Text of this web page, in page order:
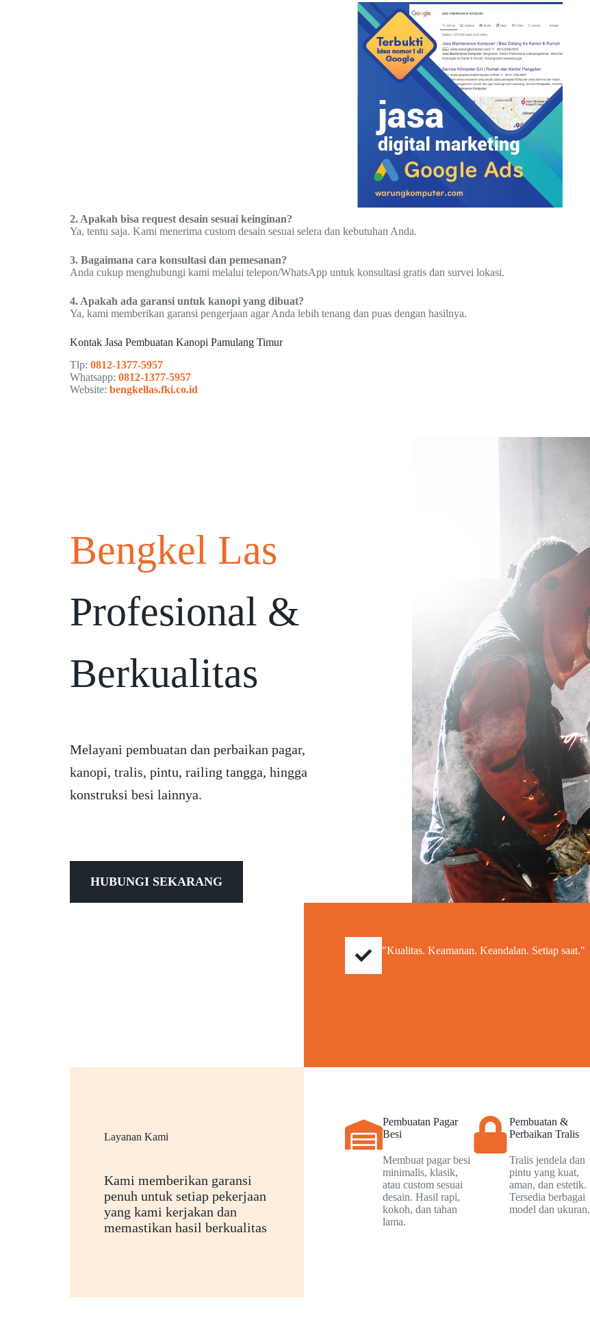
2. Apakah bisa request desain sesuai keinginan?
Ya, tentu saja. Kami menerima custom desain sesuai selera dan kebutuhan Anda.
3. Bagaimana cara konsultasi dan pemesanan?
Anda cukup menghubungi kami melalui telepon/WhatsApp untuk konsultasi gratis dan survei lokasi.
4. Apakah ada garansi untuk kanopi yang dibuat?
Ya, kami memberikan garansi pengerjaan agar Anda lebih tenang dan puas dengan hasilnya.
Kontak Jasa Pembuatan Kanopi Pamulang Timur
Tlp: 0812-1377-5957
Whatsapp: 0812-1377-5957
Website: bengkellas.fki.co.id
Bengkel Las
Profesional &
Berkualitas
Melayani pembuatan dan perbaikan pagar,
kanopi, tralis, pintu, railing tangga, hingga
konstruksi besi lainnya.
HUBUNGI SEKARANG
"Kualitas. Keamanan. Keandalan. Setiap saat."
Layanan Kami
Kami memberikan garansi
penuh untuk setiap pekerjaan
yang kami kerjakan dan
memastikan hasil berkualitas
Pembuatan Pagar
Besi
Membuat pagar besi
minimalis, klasik,
atau custom sesuai
desain. Hasil rapi,
kokoh, dan tahan
lama.
Pembuatan &
Perbaikan Tralis
Tralis jendela dan
pintu yang kuat,
aman, dan estetik.
Tersedia berbagai
model dan ukuran.